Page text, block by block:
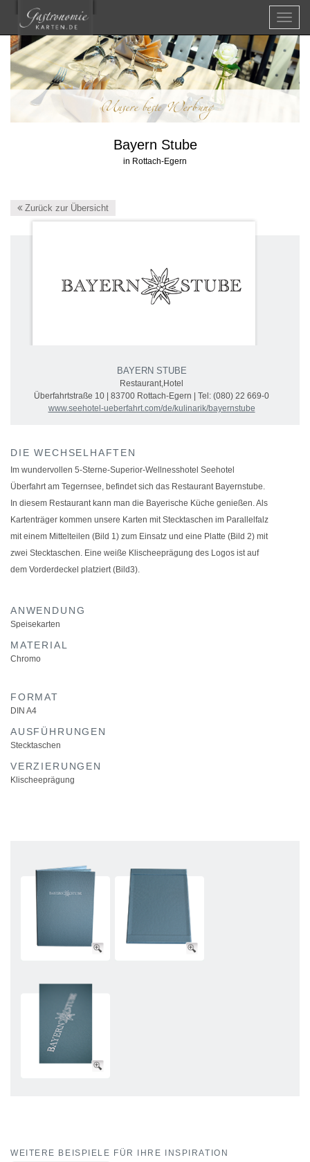
Menü
Bayern Stube
in Rottach-Egern
Zurück zur Übersicht
BAYERN STUBE
Restaurant,Hotel
Überfahrtstraße 10 | 83700 Rottach-Egern | Tel: (080) 22 669-0
www.seehotel-ueberfahrt.com/de/kulinarik/bayernstube
DIE WECHSELHAFTEN
Im wundervollen 5-Sterne-Superior-Wellnesshotel Seehotel
Überfahrt am Tegernsee, befindet sich das Restaurant Bayernstube.
In diesem Restaurant kann man die Bayerische Küche genießen. Als
Kartenträger kommen unsere Karten mit Stecktaschen im Parallelfalz
mit einem Mittelteilen (Bild 1) zum Einsatz und eine Platte (Bild 2) mit
zwei Stecktaschen. Eine weiße Klischeeprägung des Logos ist auf
dem Vorderdeckel platziert (Bild3).
ANWENDUNG
Speisekarten
MATERIAL
Chromo
FORMAT
DIN A4
AUSFÜHRUNGEN
Stecktaschen
VERZIERUNGEN
Klischeeprägung
WEITERE BEISPIELE FÜR IHRE INSPIRATION